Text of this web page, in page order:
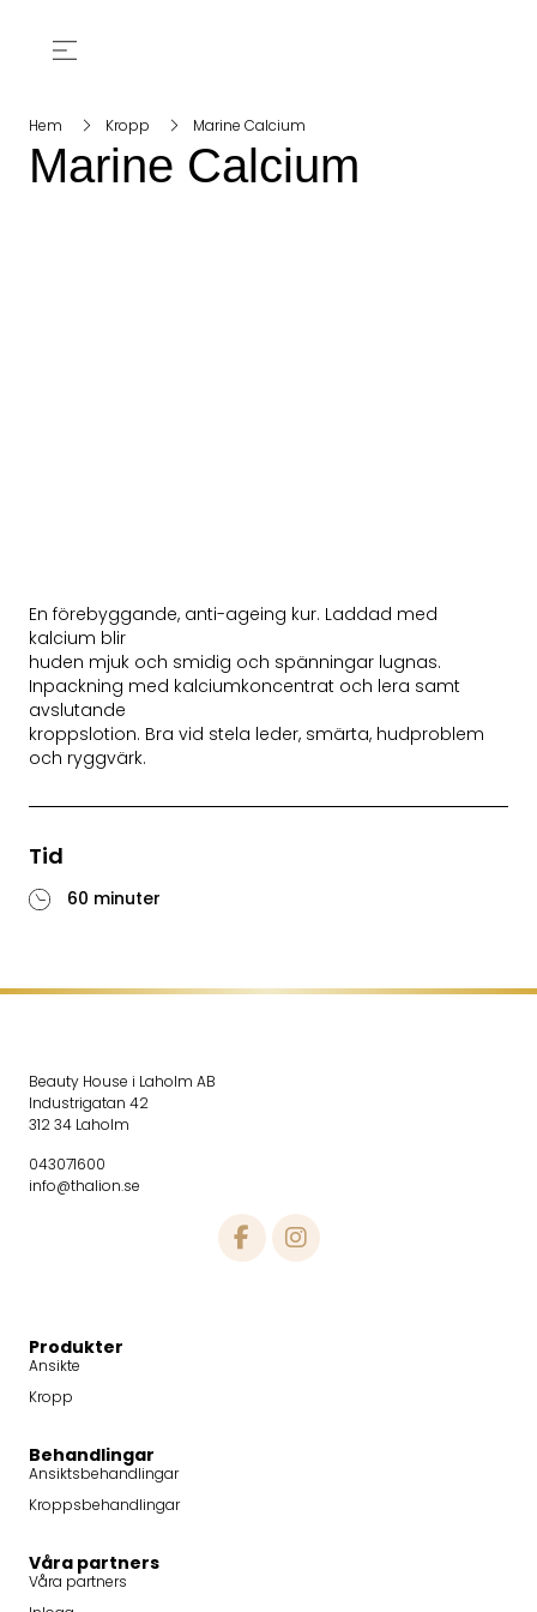
Hem Kropp Marine Calcium
Marine Calcium
En förebyggande, anti-ageing kur. Laddad med
kalcium blir
huden mjuk och smidig och spänningar lugnas.
Inpackning med kalciumkoncentrat och lera samt
avslutande
kroppslotion. Bra vid stela leder, smärta, hudproblem
och ryggvärk.
Tid
60 minuter
Beauty House i Laholm AB
Industrigatan 42
312 34 Laholm
043071600
info@thalion.se
Produkter
Ansikte
Kropp
Behandlingar
Ansiktsbehandlingar
Kroppsbehandlingar
Våra partners
Våra partners